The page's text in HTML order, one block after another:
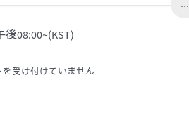
...
08:00~(KST)
を受け付けていません